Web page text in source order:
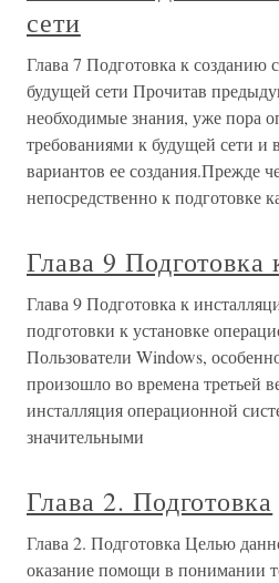
сети
Глава 7 Подготовка к созданию
будущей сети Прочитав
необходимые знания, уже пора
требованиями к будущей сети и
вариантов ее создания.Прежде
непосредственно к подготовке
Глава 9 Подготовка
Глава 9 Подготовка к
подготовки к установке
Пользователи Windows,
произошло во времена третьей
инсталляция операционной
значительными
Глава 2. Подготовка
Глава 2. Подготовка Целью
оказание помощи в понимании